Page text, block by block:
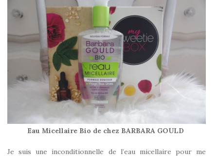
Eau Micellaire Bio de chez BARBARA GOULD
Je suis une inconditionnelle de l’eau micellaire pour me